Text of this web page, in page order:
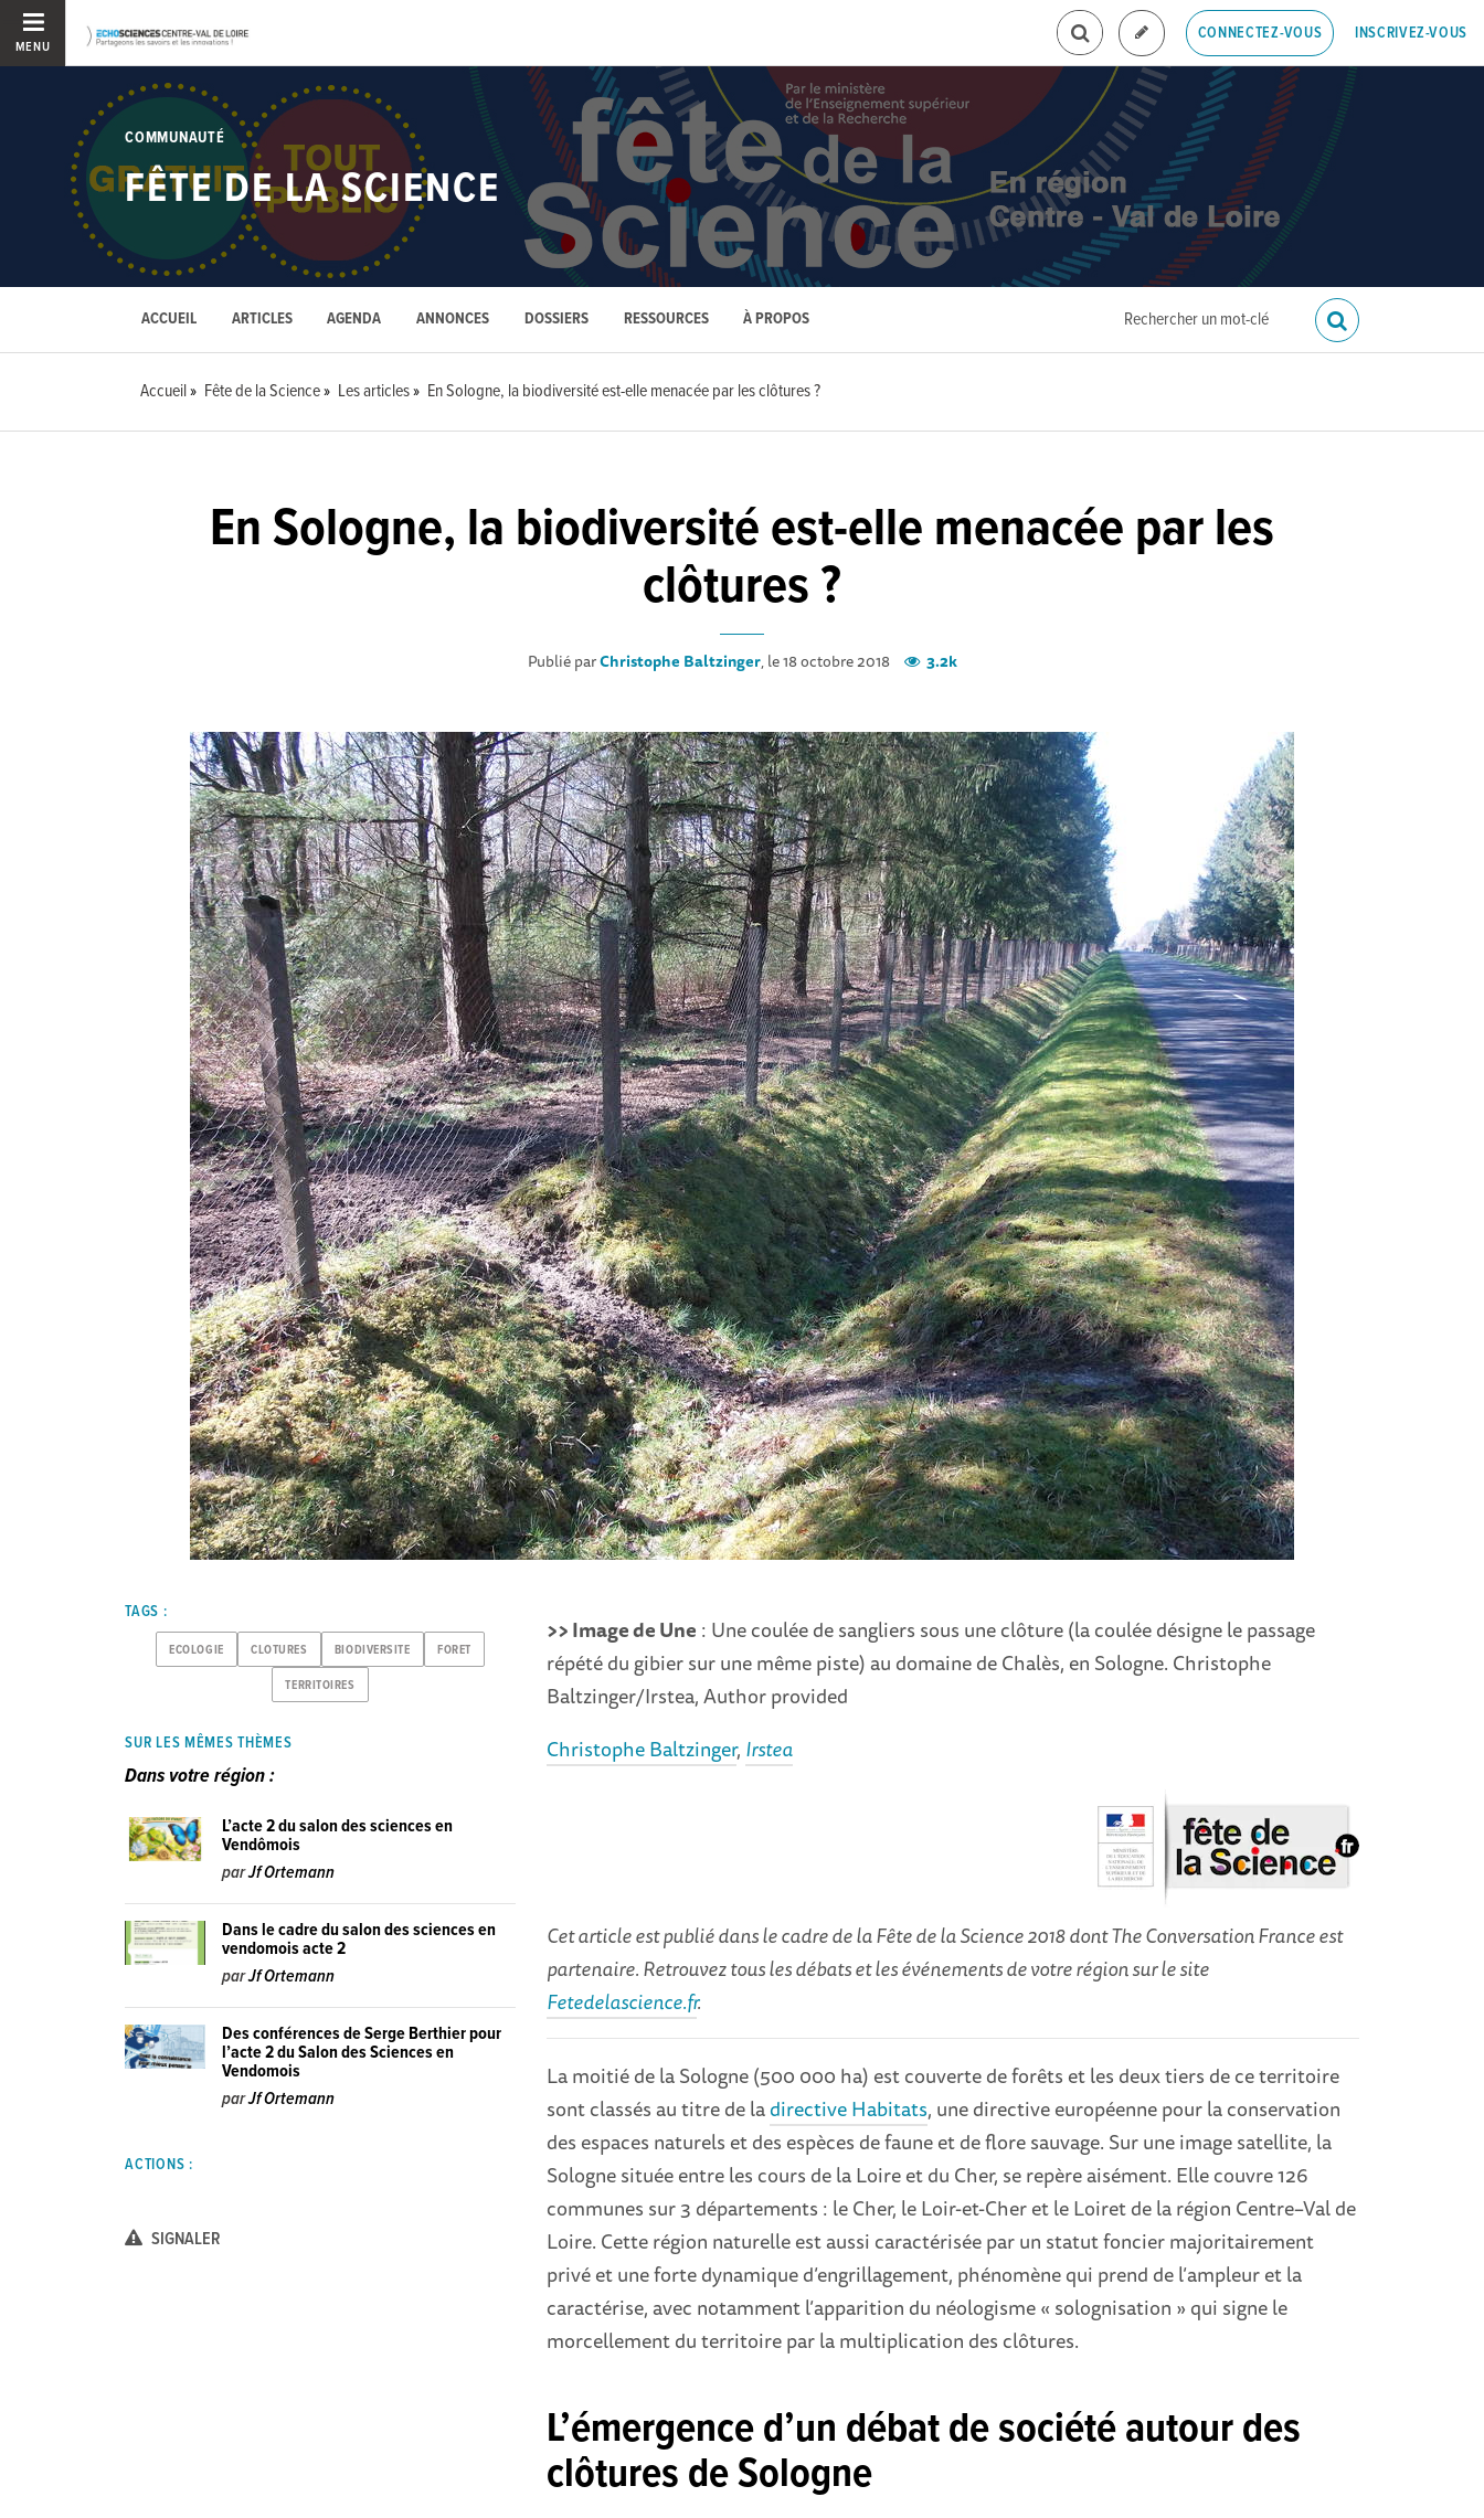
MENU
CONNECTEZ-VOUS INSCRIVEZ-VOUS
COMMUNAUTÉ
FÊTE DE LA SCIENCE
ACCUEIL ARTICLES AGENDA ANNONCES DOSSIERS RESSOURCES À PROPOS
Accueil Fête de la Science Les articles En Sologne, la biodiversité est-elle menacée par les clôtures ?
En Sologne, la biodiversité est-elle menacée par les
clôtures ?
Publié parChristophe Baltzinger, le 18 octobre 2018 3.2k
>> Image de Une : Une coulée de sangliers sous une clôture (la coulée désigne le passage
répété du gibier sur une même piste) au domaine de Chalès, en Sologne. Christophe
Baltzinger/Irstea, Author provided
Christophe Baltzinger, Irstea
Cet article est publié dans le cadre de la Fête de la Science 2018 dont The Conversation France est
partenaire. Retrouvez tous les débats et les événements de votre région sur le site
Fetedelascience.fr.
La moitié de la Sologne (500 000 ha) est couverte de forêts et les deux tiers de ce territoire
sont classés au titre de ladirective Habitats, une directive européenne pour la conservation
des espaces naturels et des espèces de faune et de flore sauvage. Sur une image satellite, la
Sologne située entre les cours de la Loire et du Cher, se repère aisément. Elle couvre 126
communes sur 3 départements : le Cher, le Loir-et-Cher et le Loiret de la région Centre–Val de
Loire. Cette région naturelle est aussi caractérisée par un statut foncier majoritairement
privé et une forte dynamique d’engrillagement, phénomène qui prend de l’ampleur et la
caractérise, avec notamment l’apparition du néologisme « solognisation » qui signe le
morcellement du territoire par la multiplication des clôtures.
L’émergence d’un débat de société autour des
clôtures de Sologne
TAGS :
ECOLOGIE CLOTURES BIODIVERSITE FORET
TERRITOIRES
SUR LES MÊMES THÈMES
Dans votre région :
L’acte 2 du salon des sciences en
Vendômois
parJf Ortemann
Dans le cadre du salon des sciences en
vendomois acte 2
parJf Ortemann
Des conférences de Serge Berthier pour
l’acte 2 du Salon des Sciences en
Vendomois
parJf Ortemann
ACTIONS :
SIGNALER